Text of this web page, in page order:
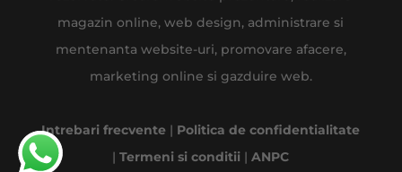
magazin online, web design, administrare si
mentenanta website-uri, promovare afacere,
marketing online si gazduire web.
Intrebari frecvente | Politica de confidentialitate
|Termeni si conditii |ANPC